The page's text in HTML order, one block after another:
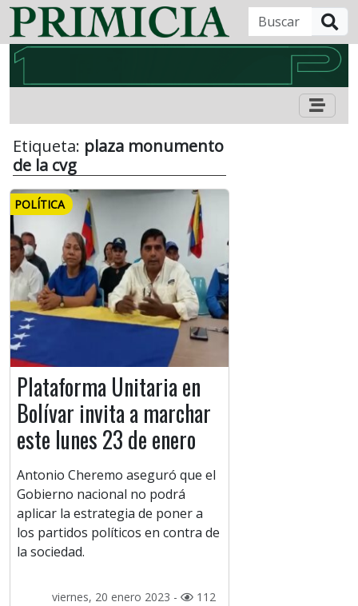
Etiqueta: plaza monumento
de la cvg
POLÍTICA
Plataforma Unitaria en
Bolívar invita a marchar
este lunes 23 de enero
Antonio Cheremo aseguró que el
Gobierno nacional no podrá
aplicar la estrategia de poner a
los partidos políticos en contra de
la sociedad.
viernes, 20 enero 2023 - 112